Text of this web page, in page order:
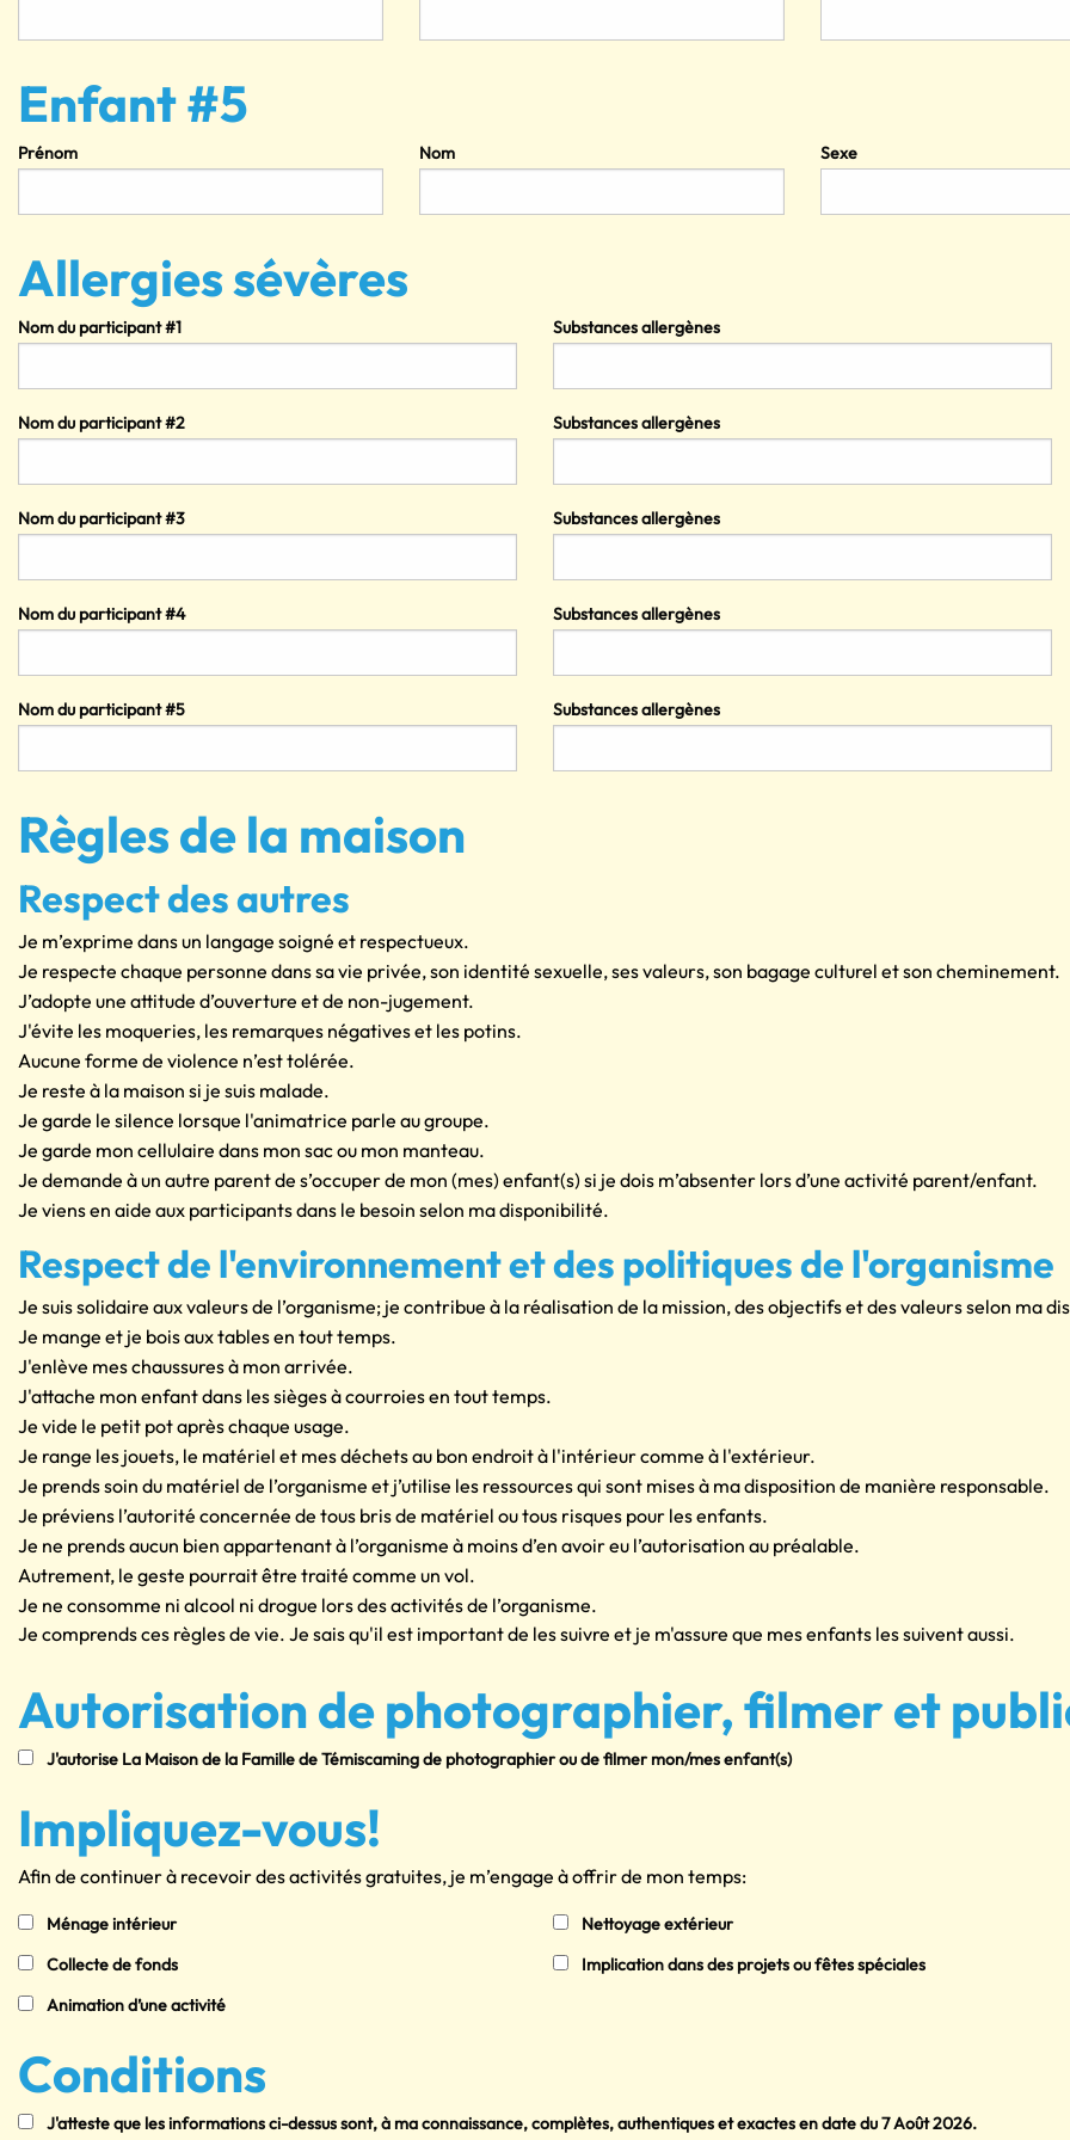
Enfant #5
Prénom Nom Sexe
Allergies sévères
Nom du participant #1 Substances allergènes
Nom du participant #2 Substances allergènes
Nom du participant #3 Substances allergènes
Nom du participant #4 Substances allergènes
Nom du participant #5 Substances allergènes
Règles de la maison
Respect des autres
Je m’exprime dans un langage soigné et respectueux.
Je respecte chaque personne dans sa vie privée, son identité sexuelle, ses valeurs, son bagage culturel et son cheminement.
J’adopte une attitude d’ouverture et de non-jugement.
J'évite les moqueries, les remarques négatives et les potins.
Aucune forme de violence n’est tolérée.
Je reste à la maison si je suis malade.
Je garde le silence lorsque l'animatrice parle au groupe.
Je garde mon cellulaire dans mon sac ou mon manteau.
Je demande à un autre parent de s’occuper de mon (mes) enfant(s) si je dois m’absenter lors d’une activité parent/enfant.
Je viens en aide aux participants dans le besoin selon ma disponibilité.
Respect de l'environnement et des politiques de l'organisme
Je suis solidaire aux valeurs de l’organisme; je contribue à la réalisation de la mission, des objectifs et des valeurs selon ma
Je mange et je bois aux tables en tout temps.
J'enlève mes chaussures à mon arrivée.
J'attache mon enfant dans les sièges à courroies en tout temps.
Je vide le petit pot après chaque usage.
Je range les jouets, le matériel et mes déchets au bon endroit à l'intérieur comme à l'extérieur.
Je prends soin du matériel de l’organisme et j’utilise les ressources qui sont mises à ma disposition de manière responsable.
Je préviens l’autorité concernée de tous bris de matériel ou tous risques pour les enfants.
Je ne prends aucun bien appartenant à l’organisme à moins d’en avoir eu l’autorisation au préalable.
Autrement, le geste pourrait être traité comme un vol.
Je ne consomme ni alcool ni drogue lors des activités de l’organisme.
Je comprends ces règles de vie. Je sais qu'il est important de les suivre et je m'assure que mes enfants les suivent aussi.
Autorisation de photographier, filmer et
J'autorise La Maison de la Famille de Témiscaming de photographier ou de filmer mon/mes enfant(s)
Impliquez-vous!
Afin de continuer à recevoir des activités gratuites, je m’engage à offrir de mon temps:
Ménage intérieur
Nettoyage extérieur
Collecte de fonds
Implication dans des projets ou fêtes spéciales
Animation d’une activité
Conditions
J'atteste que les informations ci-dessus sont, à ma connaissance, complètes, authentiques et exactes en date du 7 Août 2026.